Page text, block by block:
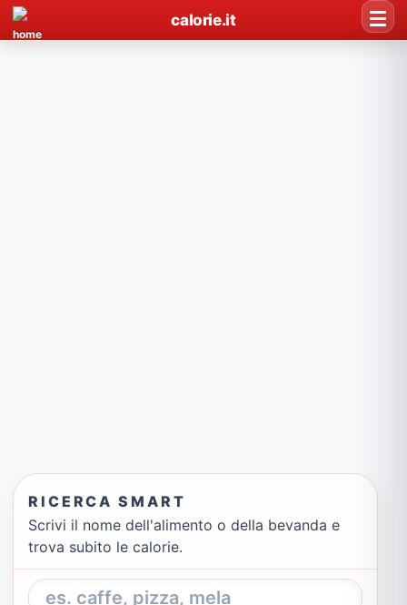
calorie.it
RICERCA SMART
Scrivi il nome dell'alimento o della bevanda e
trova subito le calorie.